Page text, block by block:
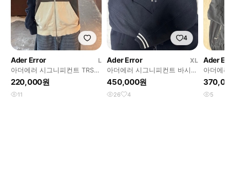
Ader Error
L
아더에러 시그니피컨트 TRS
태그 후드집업 H3278
220,000원
11
4
Ader Error
XL
아더에러 시그니피컨트 바시티
xl
450,000원
26 4
Ader
아더에
5